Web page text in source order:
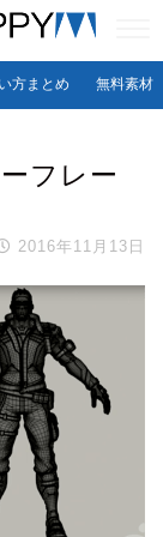
方まとめ 無料素材
フレー
2016年11月13日